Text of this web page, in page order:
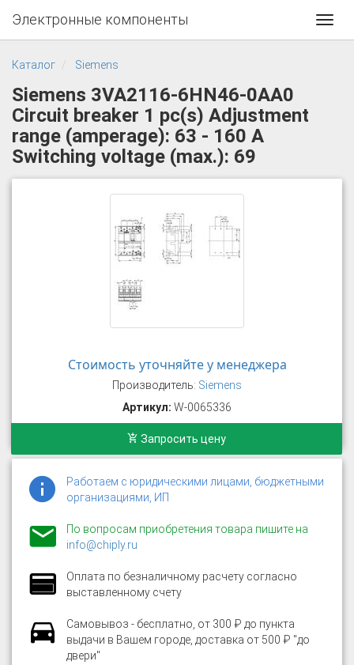
Электронные компоненты
Каталог Siemens
Siemens 3VA2116-6HN46-0AA0
Circuit breaker 1 pc(s) Adjustment
range (amperage): 63 - 160 A
Switching voltage (max.): 69
Стоимость уточняйте у менеджера
Производитель: Siemens
Артикул: W-0065336
Запросить цену
Работаем с юридическими лицами, бюджетными
организациями, ИП
По вопросам приобретения товара пишите на
info@chiply.ru
Оплата по безналичному расчету согласно
выставленному счету
Самовывоз - бесплатно, от 300 ₽ до пункта
выдачи в Вашем городе, доставка от 500 ₽ "до
двери"